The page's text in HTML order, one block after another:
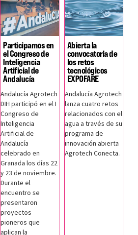
Participamos en
el Congreso de
Inteligencia
Artificial de
Andalucía
Andalucía Agrotech
DIH participó en el I
Congreso de
Inteligencia
Artificial de
Andalucía
celebrado en
Granada los días 22
y 23 de noviembre.
Durante el
encuentro se
presentaron
proyectos
pioneros que
aplican la
Abierta la
convocatoria de
los retos
tecnológicos
EXPOFARE
Andalucía Agrotech
lanza cuatro retos
relacionados con el
agua a través de su
programa de
innovación abierta
Agrotech Conecta.